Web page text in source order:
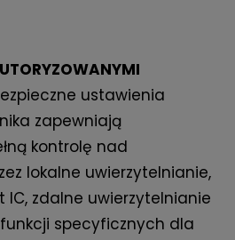
ustawienia
zapewniają
kontrolę nad
lokalne uwierzytelnianie,
IC, zdalne uwierzytelnianie
specyficznych dla